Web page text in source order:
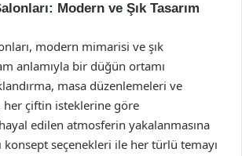
Modern ve Şık Tasarım
modern mimarisi ve şık
anlamıyla bir düğün ortamı
masa düzenlemeleri ve
her çiftin isteklerine göre
edilen atmosferin yakalanmasına
konsept seçenekleri ile her türlü temayı